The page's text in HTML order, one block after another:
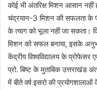
कोई भी अंतरिक्ष मिशन आसान
चंद्रयान-3 मिशन की सफलता के
के त्याग को भूला नहीं जा सकता।
मिशन को सफल बनाया, इसके
केंद्रीय विश्वविद्यालय के प्रोफेसर
प्रो. बिष्ट के मुताबिक
में बीते वर्ष इसरो की